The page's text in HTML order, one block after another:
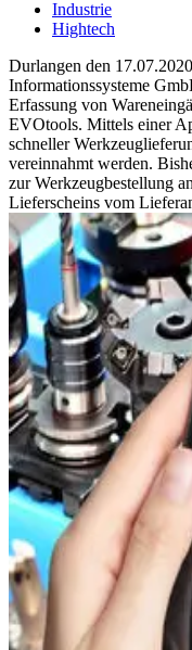
Industrie
Hightech
Durlangen den
Informationssysteme
Erfassung von
EVOtools. Mittels einer
schneller
vereinnahmt werden.
zur Werkzeugbestellung
Lieferscheins vom